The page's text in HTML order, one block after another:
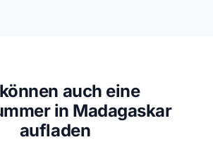
auch eine
in Madagaskar
aufladen